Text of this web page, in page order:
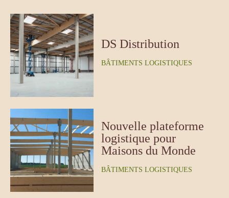
DS Distribution
BÂTIMENTS LOGISTIQUES
Nouvelle plateforme
logistique pour
Maisons du Monde
BÂTIMENTS LOGISTIQUES